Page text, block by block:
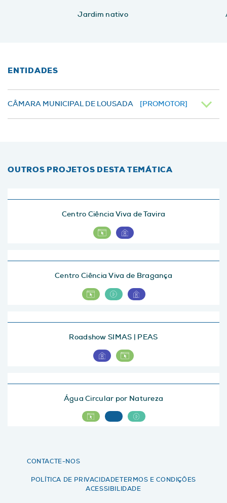
Jardim nativo
ENTIDADES
CÂMARA MUNICIPAL DE LOUSADA [PROMOTOR]
OUTROS PROJETOS DESTA TEMÁTICA
Centro Ciência Viva de Tavira
Centro Ciência Viva de Bragança
Roadshow SIMAS | PEAS
Água Circular por Natureza
CONTACTE-NOS
POLÍTICA DE PRIVACIDADETERMOS E CONDIÇÕES
ACESSIBILIDADE